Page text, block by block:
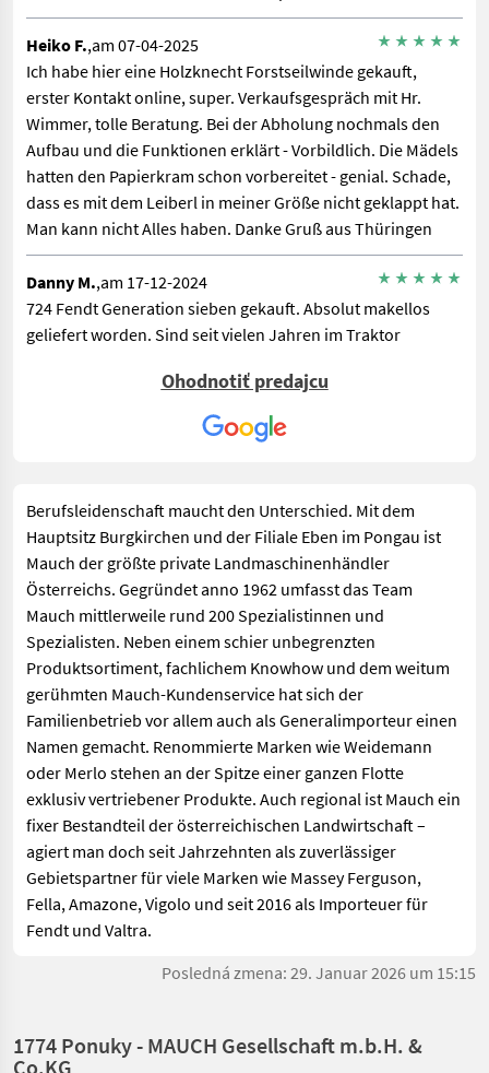
Heiko F.,am 07-04-2025
Ich habe hier eine Holzknecht Forstseilwinde gekauft,
erster Kontakt online, super. Verkaufsgespräch mit Hr.
Wimmer, tolle Beratung. Bei der Abholung nochmals den
Aufbau und die Funktionen erklärt - Vorbildlich. Die Mädels
hatten den Papierkram schon vorbereitet - genial. Schade,
dass es mit dem Leiberl in meiner Größe nicht geklappt hat.
Man kann nicht Alles haben. Danke Gruß aus Thüringen
Danny M.,am 17-12-2024
724 Fendt Generation sieben gekauft. Absolut makellos
geliefert worden. Sind seit vielen Jahren im Traktor
Angekommen.. Vielen Dank und auf weitere gute Geschäfte
Ohodnotiť predajcu
Berufsleidenschaft maucht den Unterschied. Mit dem
Hauptsitz Burgkirchen und der Filiale Eben im Pongau ist
Mauch der größte private Landmaschinenhändler
Österreichs. Gegründet anno 1962 umfasst das Team
Mauch mittlerweile rund 200 Spezialistinnen und
Spezialisten. Neben einem schier unbegrenzten
Produktsortiment, fachlichem Knowhow und dem weitum
gerühmten Mauch-Kundenservice hat sich der
Familienbetrieb vor allem auch als Generalimporteur einen
Namen gemacht. Renommierte Marken wie Weidemann
oder Merlo stehen an der Spitze einer ganzen Flotte
exklusiv vertriebener Produkte. Auch regional ist Mauch ein
fixer Bestandteil der österreichischen Landwirtschaft –
agiert man doch seit Jahrzehnten als zuverlässiger
Gebietspartner für viele Marken wie Massey Ferguson,
Fella, Amazone, Vigolo und seit 2016 als Importeuer für
Fendt und Valtra.
Posledná zmena: 29. Januar 2026 um 15:15
1774 Ponuky - MAUCH Gesellschaft m.b.H. &
Co.KG